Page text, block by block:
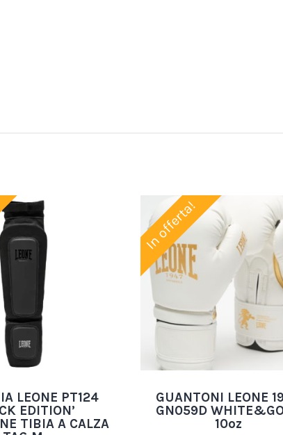
LEONE PT124
EDITION’
TIBIA A CALZA
In offerta!
GUANTONI LEONE
GN059D
10oz